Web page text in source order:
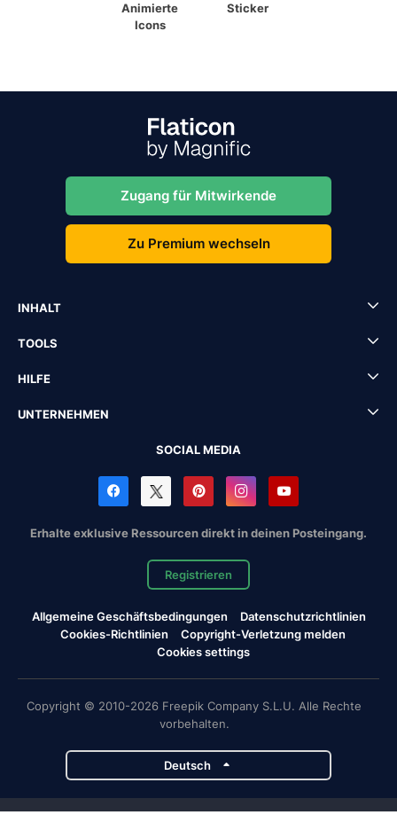
Animierte
Icons
Sticker
Zugang für Mitwirkende
Zu Premium wechseln
INHALT
TOOLS
HILFE
UNTERNEHMEN
SOCIAL MEDIA
Erhalte exklusive Ressourcen direkt in deinen Posteingang.
Registrieren
Allgemeine Geschäftsbedingungen
Datenschutzrichtlinien
Cookies-Richtlinien
Copyright-Verletzung melden
Cookies settings
Copyright © 2010-2026 Freepik Company S.L.U. Alle Rechte
vorbehalten.
Deutsch